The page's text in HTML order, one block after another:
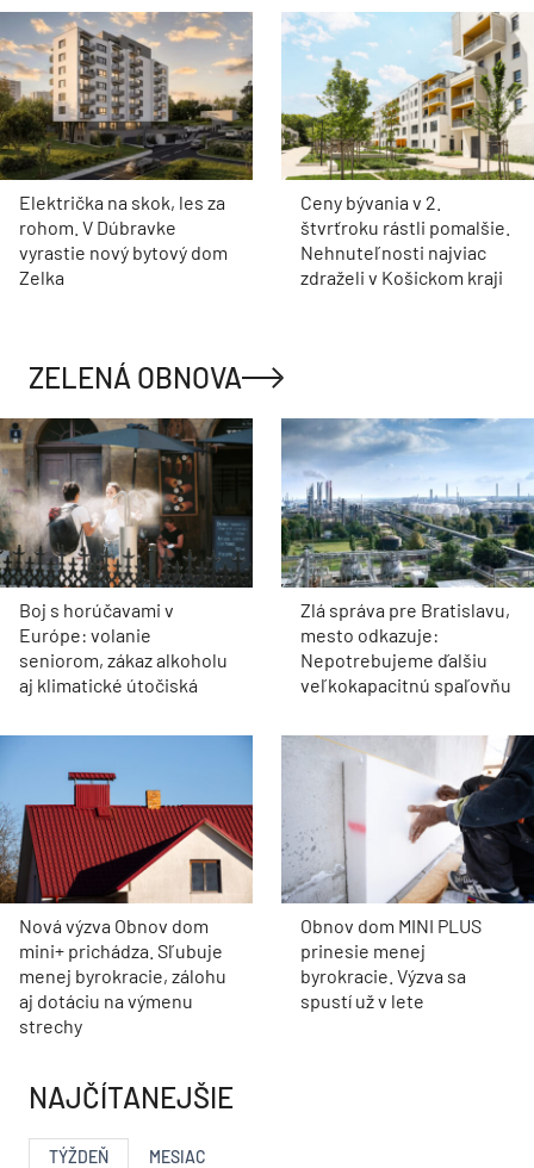
Električka na skok, les za
rohom. V Dúbravke
vyrastie nový bytový dom
Zelka
Ceny bývania v 2.
štvrťroku rástli pomalšie.
Nehnuteľnosti najviac
zdraželi v Košickom kraji
ZELENÁ OBNOVA
Boj s horúčavami v
Európe: volanie
seniorom, zákaz alkoholu
aj klimatické útočiská
Zlá správa pre Bratislavu,
mesto odkazuje:
Nepotrebujeme ďalšiu
veľkokapacitnú spaľovňu
Nová výzva Obnov dom
mini+ prichádza. Sľubuje
menej byrokracie, zálohu
aj dotáciu na výmenu
strechy
Obnov dom MINI PLUS
prinesie menej
byrokracie. Výzva sa
spustí už v lete
NAJČÍTANEJŠIE
TÝŽDEŇ MESIAC